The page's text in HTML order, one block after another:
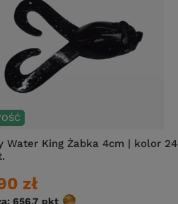
Water King Żabka 4cm | kolor 24
zł
656.7 pktpunktów